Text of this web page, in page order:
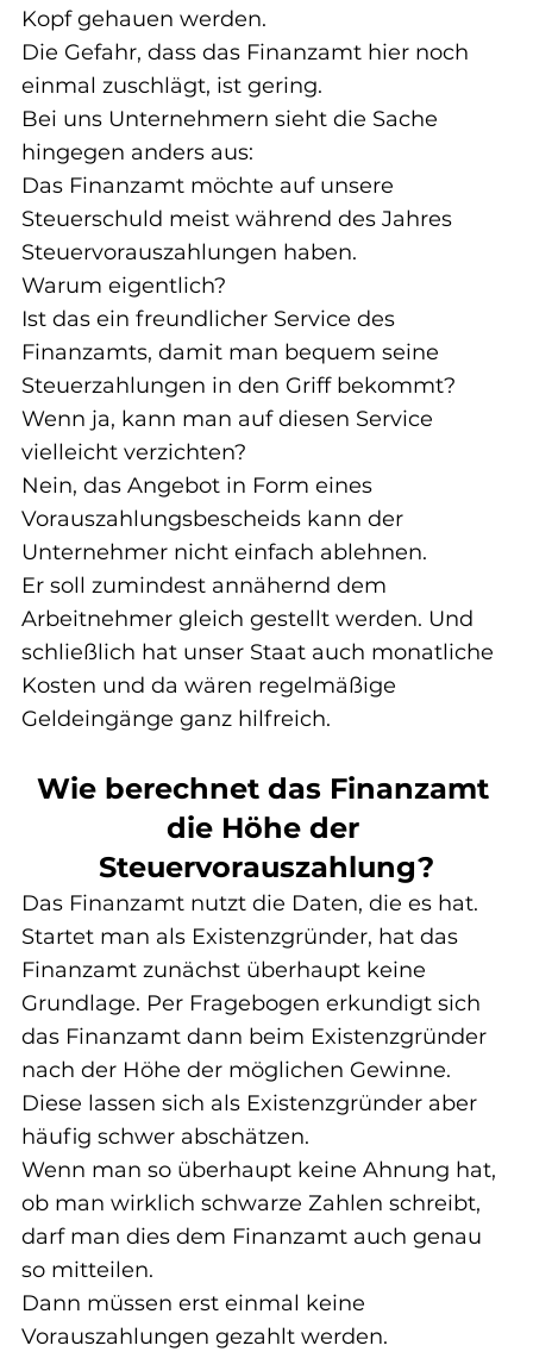
Kopf gehauen werden.
Die Gefahr, dass das Finanzamt hier noch
einmal zuschlägt, ist gering.
Bei uns Unternehmern sieht die Sache
hingegen anders aus:
Das Finanzamt möchte auf unsere
Steuerschuld meist während des Jahres
Steuervorauszahlungen haben.
Warum eigentlich?
Ist das ein freundlicher Service des
Finanzamts, damit man bequem seine
Steuerzahlungen in den Griff bekommt?
Wenn ja, kann man auf diesen Service
vielleicht verzichten?
Nein, das Angebot in Form eines
Vorauszahlungsbescheids kann der
Unternehmer nicht einfach ablehnen.
Er soll zumindest annähernd dem
Arbeitnehmer gleich gestellt werden. Und
schließlich hat unser Staat auch monatliche
Kosten und da wären regelmäßige
Geldeingänge ganz hilfreich.
Wie berechnet das Finanzamt
die Höhe der
Steuervorauszahlung?
Das Finanzamt nutzt die Daten, die es hat.
Startet man als Existenzgründer, hat das
Finanzamt zunächst überhaupt keine
Grundlage. Per Fragebogen erkundigt sich
das Finanzamt dann beim Existenzgründer
nach der Höhe der möglichen Gewinne.
Diese lassen sich als Existenzgründer aber
häufig schwer abschätzen.
Wenn man so überhaupt keine Ahnung hat,
ob man wirklich schwarze Zahlen schreibt,
darf man dies dem Finanzamt auch genau
so mitteilen.
Dann müssen erst einmal keine
Vorauszahlungen gezahlt werden.